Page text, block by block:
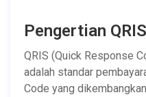
Pengertian
QRIS (Quick Response
adalah standar
Code yang